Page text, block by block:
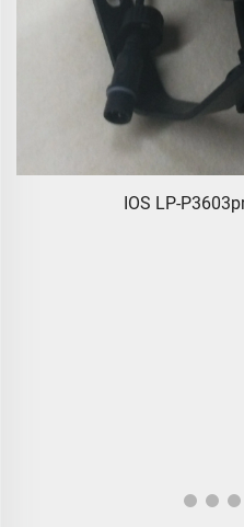
IOS LP-